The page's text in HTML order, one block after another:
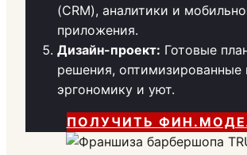
(CRM), аналитики и
приложения.
Дизайн-проект: Готовые
решения, оптимизированные
эргономику и уют.
ПОЛУЧИТЬ